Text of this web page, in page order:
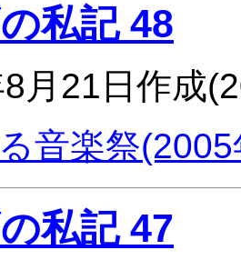
私記 48
月21日作成
音楽祭
私記 47